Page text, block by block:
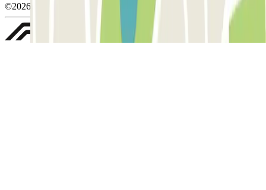
©2026 Parclick. Tous droits réservés